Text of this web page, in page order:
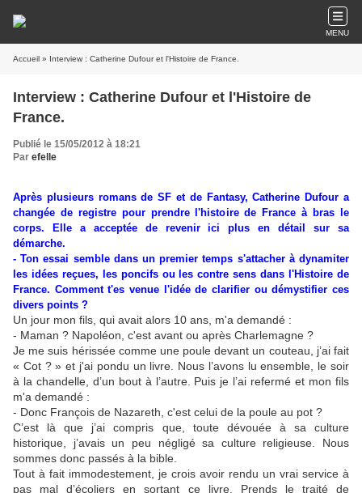
MENU
Accueil » Interview : Catherine Dufour et l'Histoire de France.
Interview : Catherine Dufour et l'Histoire de
France.
Publié le 15/05/2012 à 18:21
Par efelle
Après plusieurs romans de SF et de Fantasy, Catherine Dufour a
changée de registre pour prendre l'histoire de France à bras le
corps. Elle a acceptée de revenir ici plus en détail sur sa
démarche.
- Ton essai semble dans un premier temps s'attacher à dynamiter
les idées reçues, les poncifs ou les contre sens dans l'Histoire de
France. Comment t'es venue l'idée de clarifier ou démystifier ces
divers points ?
Un jour mon fils, qui avait alors 10 ans, m'a demandé :
- Maman ? Napoléon, c'est avant ou après Charlemagne ?
Je me suis hérissée comme une poule devant un couteau, j’ai fait
« Cot ? » et j'ai pondu un livre. Nous l’avons lu ensemble, le soir
à la chandelle, d’un bout à l’autre. Puis je l’ai refermé et mon fils
m'a demandé :
- Donc François de Nazareth, c'est celui de la poule au pot ?
C’est là que j’ai compris que, toute dévouée à sa culture
historique, j’avais un peu négligé sa culture religieuse. Nous
sommes donc passés à la bible.
Tout à fait immodestement, je crois avoir rendu un vrai service à
pas mal d’écoliers en sortant ce livre. Prends le traité de